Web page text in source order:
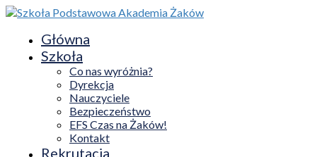
Główna
Szkoła
Co nas wyróżnia?
Dyrekcja
Nauczyciele
Bezpieczeństwo
EFS Czas na Żaków!
Kontakt
Rekrutacja